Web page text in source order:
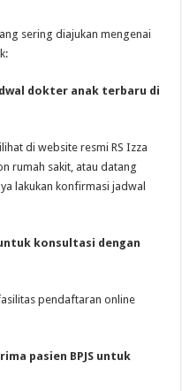
sering diajukan mengenai
dokter anak terbaru di
di website resmi RS Izza
rumah sakit, atau datang
lakukan konfirmasi jadwal
konsultasi dengan
pendaftaran online
pasien BPJS untuk